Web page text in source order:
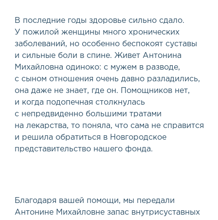
В последние годы здоровье сильно сдало.
У пожилой женщины много хронических
заболеваний, но особенно беспокоят суставы
и сильные боли в спине. Живет Антонина
Михайловна одиноко: с мужем в разводе,
с сыном отношения очень давно разладились,
она даже не знает, где он. Помощников нет,
и когда подопечная столкнулась
с непредвиденно большими тратами
на лекарства, то поняла, что сама не справится
и решила обратиться в Новгородское
представительство нашего фонда.
Благодаря вашей помощи, мы передали
Антонине Михайловне запас внутрисуставных